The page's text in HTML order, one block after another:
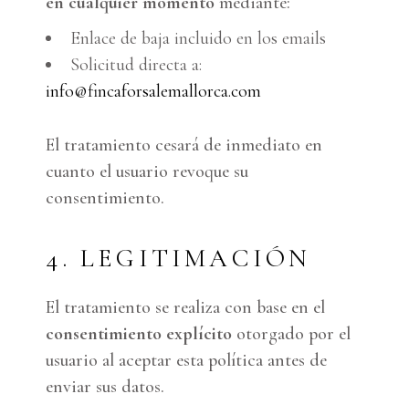
Enlace de baja incluido en los emails
Solicitud directa a:
info@fincaforsalemallorca.com
El tratamiento cesará de inmediato en
cuanto el usuario revoque su
consentimiento.
4. LEGITIMACIÓN
El tratamiento se realiza con base en el
consentimiento explícito otorgado por el
usuario al aceptar esta política antes de
enviar sus datos.